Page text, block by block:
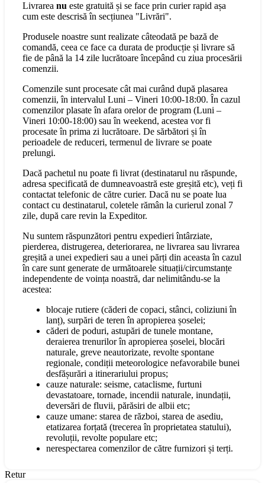
Livrarea nu este gratuită și se face prin curier rapid așa
cum este descrisă în secțiunea "Livrări".
Produsele noastre sunt realizate câteodată pe bază de
comandă, ceea ce face ca durata de producție și livrare să
fie de până la 14 zile lucrătoare începând cu ziua procesării
comenzii.
Comenzile sunt procesate cât mai curând după plasarea
comenzii, în intervalul Luni – Vineri 10:00-18:00. În cazul
comenzilor plasate în afara orelor de program (Luni –
Vineri 10:00-18:00) sau în weekend, acestea vor fi
procesate în prima zi lucrătoare. De sărbători și în
perioadele de reduceri, termenul de livrare se poate
prelungi.
Dacă pachetul nu poate fi livrat (destinatarul nu răspunde,
adresa specificată de dumneavoastră este greșită etc), veți fi
contactat telefonic de către curier. Dacă nu se poate lua
contact cu destinatarul, coletele rămân la curierul zonal 7
zile, după care revin la Expeditor.
Nu suntem răspunzători pentru expedieri întârziate,
pierderea, distrugerea, deteriorarea, ne livrarea sau livrarea
greșită a unei expedieri sau a unei părți din aceasta în cazul
în care sunt generate de următoarele situații/circumstanțe
independente de voința noastră, dar nelimitându-se la
acestea:
blocaje rutiere (căderi de copaci, stânci, coliziuni în
lanț), surpări de teren în apropierea șoselei;
căderi de poduri, astupări de tunele montane,
deraierea trenurilor în apropierea șoselei, blocări
naturale, greve neautorizate, revolte spontane
regionale, condiții meteorologice nefavorabile bunei
desfășurări a itinerariului propus;
cauze naturale: seisme, cataclisme, furtuni
devastatoare, tornade, incendii naturale, inundații,
deversări de fluvii, părăsiri de albii etc;
cauze umane: starea de război, starea de asediu,
etatizarea forțată (trecerea în proprietatea statului),
revoluții, revolte populare etc;
nerespectarea comenzilor de către furnizori și terți.
Retur